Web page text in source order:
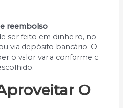
reembolso
ser feito em dinheiro, no
via depósito bancário. O
o valor varia conforme o
O